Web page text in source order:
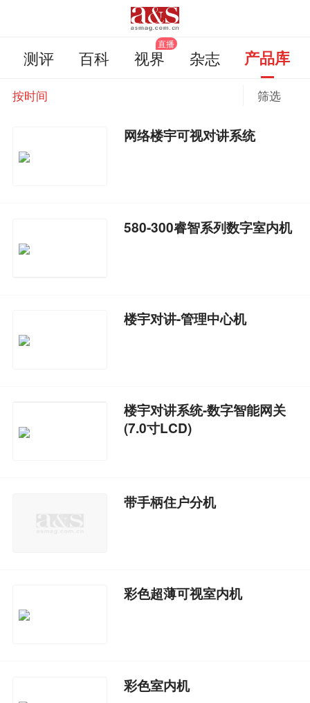
测评 百科 视界 杂志 产品库
按时间 筛选
网络楼宇可视对讲系统
580-300睿智系列数字室内机
楼宇对讲-管理中心机
楼宇对讲系统-数字智能网关
(7.0寸LCD)
带手柄住户分机
彩色超薄可视室内机
彩色室内机